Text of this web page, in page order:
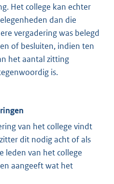
Het college kan echter
dan die
vergadering was belegd
of besluiten, indien ten
het aantal zitting
is.
van het college vindt
dit nodig acht of als
leden van het college
aangeeft wat het